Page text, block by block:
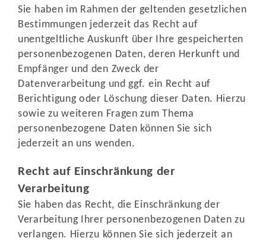
Sie haben im Rahmen der geltenden gesetzlichen
Bestimmungen jederzeit das Recht auf
unentgeltliche Auskunft über Ihre gespeicherten
personenbezogenen Daten, deren Herkunft und
Empfänger und den Zweck der
Datenverarbeitung und ggf. ein Recht auf
Berichtigung oder Löschung dieser Daten. Hierzu
sowie zu weiteren Fragen zum Thema
personenbezogene Daten können Sie sich
jederzeit an uns wenden.
Recht auf Einschränkung der
Verarbeitung
Sie haben das Recht, die Einschränkung der
Verarbeitung Ihrer personenbezogenen Daten zu
verlangen. Hierzu können Sie sich jederzeit an